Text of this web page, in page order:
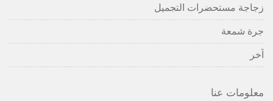
زجاجة مستحضرات التجميل
جرة شمعة
آخر
معلومات عنا